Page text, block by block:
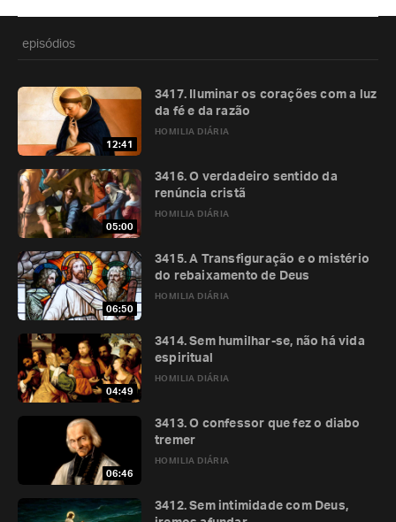
episódios
12:41
HOMILIA DIÁRIA
3417. Iluminar os corações com a luz
da fé e da razão
05:00
HOMILIA DIÁRIA
3416. O verdadeiro sentido da
renúncia cristã
06:50
HOMILIA DIÁRIA
3415. A Transfiguração e o mistério
do rebaixamento de Deus
04:49
HOMILIA DIÁRIA
3414. Sem humilhar-se, não há vida
espiritual
06:46
HOMILIA DIÁRIA
3413. O confessor que fez o diabo
tremer
3412. Sem intimidade com Deus,